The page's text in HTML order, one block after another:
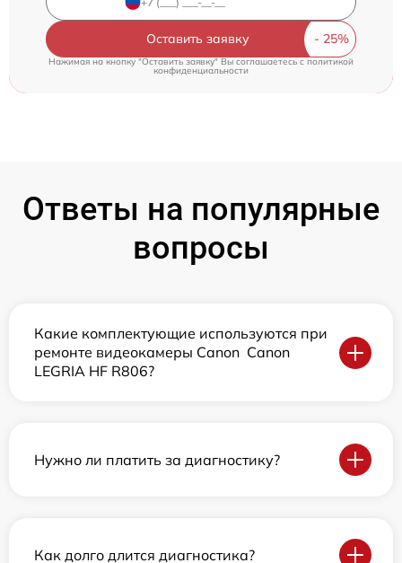
Оставить заявку
Нажимая на кнопку "Оставить заявку" Вы соглашаетесь cполитикой
конфиденциальности
Ответы на популярные
вопросы
Какие комплектующие используются при
ремонте видеокамеры Canon Canon
LEGRIA HF R806?
Нужно ли платить за диагностику?
Как долго длится диагностика?